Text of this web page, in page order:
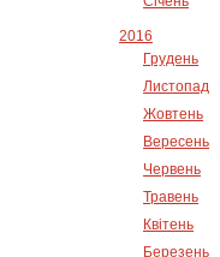
2016
Грудень
Листопад
Жовтень
Вересень
Червень
Травень
Квітень
Березень